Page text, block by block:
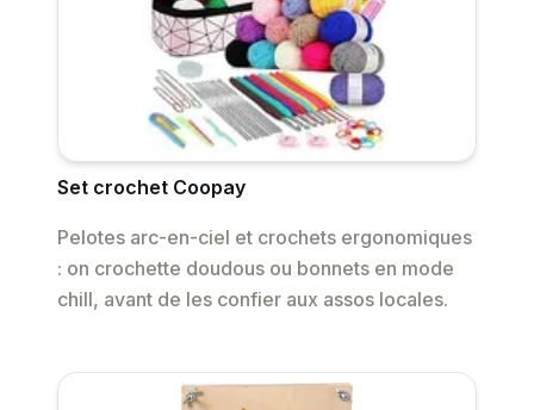
Set crochet Coopay
Pelotes arc-en-ciel et crochets ergonomiques
: on crochette doudous ou bonnets en mode
chill, avant de les confier aux assos locales.